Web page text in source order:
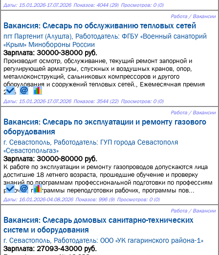
Даты: 15.01.2026-17.07.2026 Показов: 4044 (29) Просмотров: 0 (0)
Работа / Вакансии
Вакансия: Слесарь по обслуживанию тепловых сетей
пгт Партенит (Алушта), Работодатель: ФГБУ «Военный санаторий
«Крым» Минобороны России
Зарплата: 30000-38000 руб.
Производит осмотр, обслуживание, текущий ремонт запорной и
регулирующей арматуры, спускных и воздушных кранов, опор,
металлоконструкций, сальниковых компрессоров и другого
оборудования и сооружений тепловых сетей., Ежемесячная премия
25%
Даты: 15.01.2026-17.07.2026 Показов: 3544 (22) Просмотров: 0 (0)
Работа / Вакансии
Вакансия: Слесарь по эксплуатации и ремонту газового
оборудования
г. Севастополь, Работодатель: ГУП города Севастополя
«Севастопольгаз»
Зарплата: 30000-80000 руб.
К работе по эксплуатации и ремонту газопроводов допускаются лица
достигшие 18 летнего возраста, прошедшие обучение и проверку
знаний по программам профессиональной подготовки по профессиям
рабочих, программы переподготовки рабочих, программы пов...
Даты: 16.01.2026-04.08.2026 Показов: 996 (9) Просмотров: 0 (0)
Работа / Вакансии
Вакансия: Слесарь домовых санитарно-технических
систем и оборудования
г. Севастополь, Работодатель: ООО «УК гагаринского района-1»
Зарплата: 27093-43000 руб.